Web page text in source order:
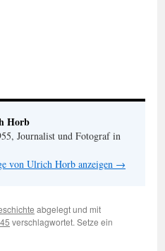
Horb
Journalist und Fotograf in
von Ulrich Horb anzeigen →
abgelegt und mit
verschlagwortet. Setze ein